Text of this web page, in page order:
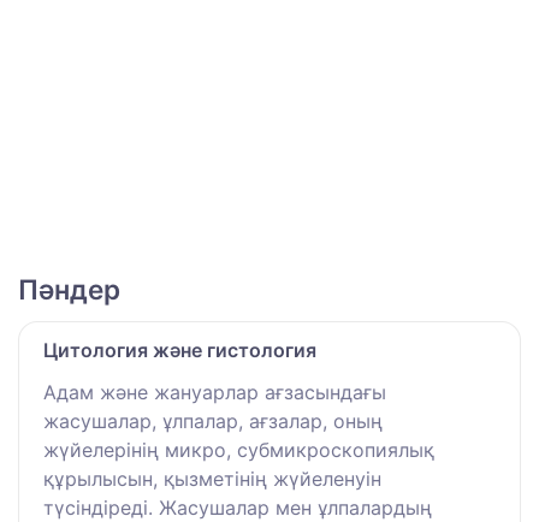
Пәндер
Цитология және гистология
Адам және жануарлар ағзасындағы
жасушалар, ұлпалар, ағзалар, оның
жүйелерінiң микро, субмикроскопиялық
құрылысын, қызметiнің жүйеленуін
түсіндіреді. Жасушалар мен ұлпалардың